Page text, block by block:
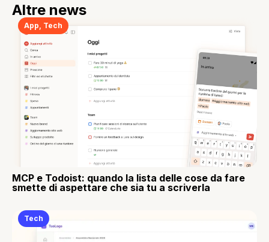
Altre news
App Tech
MCP e Todoist: quando la lista delle cose da fare
smette di aspettare che sia tu a scriverla
Tech